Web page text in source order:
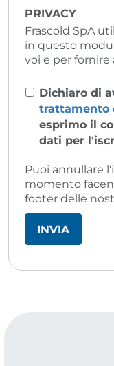
PRIVACY
Frascold SpA
in questo
voi e per
Dichiaro di
trattamento
esprimo il
dati per
Puoi annullare
momento
footer delle